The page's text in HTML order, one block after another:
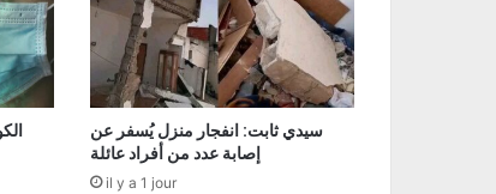
سيدي ثابت: انفجار منزل يُسفر عن
إصابة عدد من أفراد عائلة
il y a 1 jour